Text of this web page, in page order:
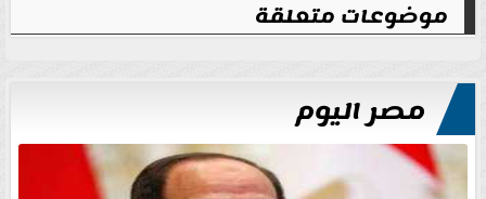
موضوعات متعلقة
مصر اليوم